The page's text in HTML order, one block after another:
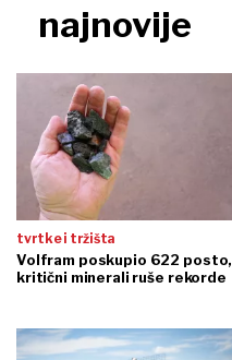
najnovije
tvrtke i tržišta
Volfram poskupio 622 posto,
kritični minerali ruše rekorde